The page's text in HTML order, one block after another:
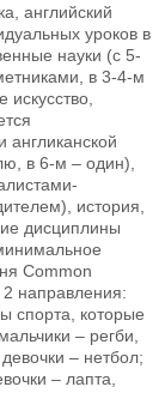
английский
уроков в
науки (с 5-
в 3-4-м
англиканской
в 6-м – один),
история,
дисциплины
Common
2 направления:
спорта, которые
– регби,
– нетбол;
– лапта,